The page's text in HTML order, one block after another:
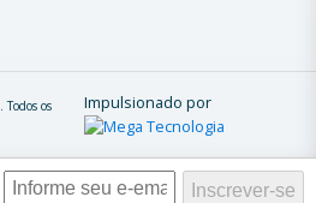
os
Impulsionado por